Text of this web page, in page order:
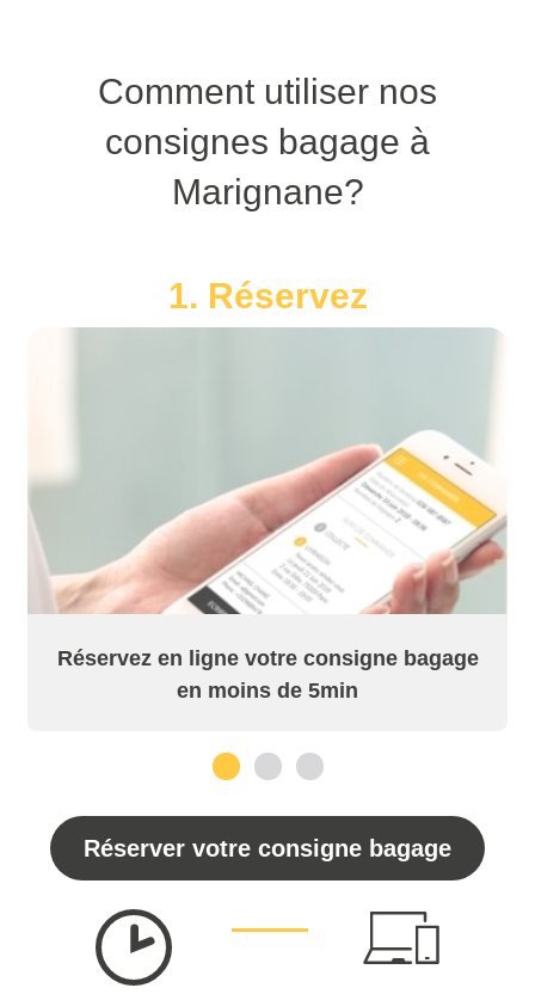
Comment utiliser nos
consignes bagage à
Marignane?
1. Réservez
Réservez en ligne votre consigne bagage
en moins de 5min
Réserver votre consigne bagage